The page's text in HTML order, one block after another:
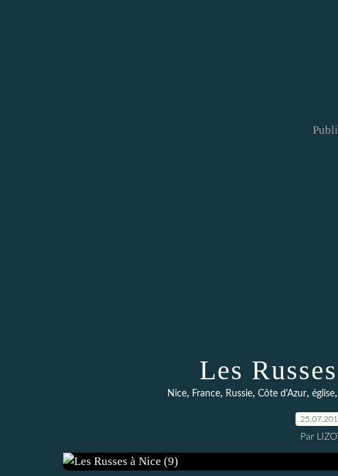
Les
Nice, France, Russie, Côte d'Azur, église,
Par